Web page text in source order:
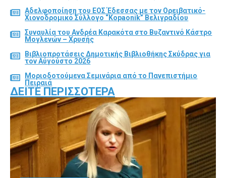
Αδελφοποίηση του ΕΟΣ Έδεσσας με τον Ορειβατικό-
Χιονοδρομικό Σύλλογο “Kopaonik” Βελιγραδίου
Συναυλία του Ανδρέα Καρακότα στο Βυζαντινό Κάστρο
Μογλενών – Χρυσής
Βιβλιοπροτάσεις Δημοτικής Βιβλιοθήκης Σκύδρας για
τον Αύγούστο 2026
Μοριοδοτούμενα Σεμινάρια από το Πανεπιστήμιο
Πειραιά
ΔΕΊΤΕ ΠΕΡΙΣΣΌΤΕΡΑ